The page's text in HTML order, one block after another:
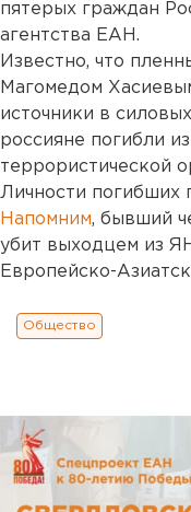
пятерых граждан
агентства ЕАН.
Известно, что
Магомедом
источники в
россияне погибли
террористической
Личности погибших
Напомним, бывший
убит выходцем из
Европейско-
Общество